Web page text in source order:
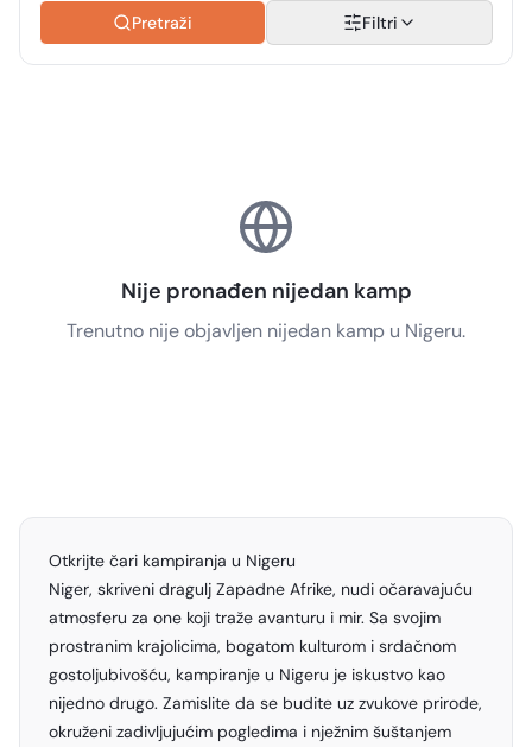
Pretraži Filtri
Nije pronađen nijedan kamp
Trenutno nije objavljen nijedan kamp u Nigeru.
Otkrijte čari kampiranja u Nigeru
Niger, skriveni dragulj Zapadne Afrike, nudi očaravajuću
atmosferu za one koji traže avanturu i mir. Sa svojim
prostranim krajolicima, bogatom kulturom i srdačnom
gostoljubivošću, kampiranje u Nigeru je iskustvo kao
nijedno drugo. Zamislite da se budite uz zvukove prirode,
okruženi zadivljujućim pogledima i nježnim šuštanjem